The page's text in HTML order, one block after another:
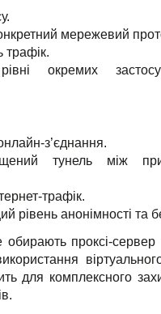
мережевий
окремих
з’єднання.
тунель між
трафік.
рівень анонімності та
обирають проксі-сервер
для комплексного